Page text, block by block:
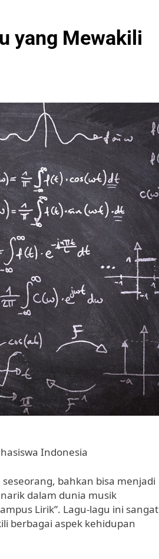
yang Mewakili
Indonesia
bahkan bisa menjadi
dalam dunia musik
Lirik”. Lagu-lagu ini sangat
berbagai aspek kehidupan